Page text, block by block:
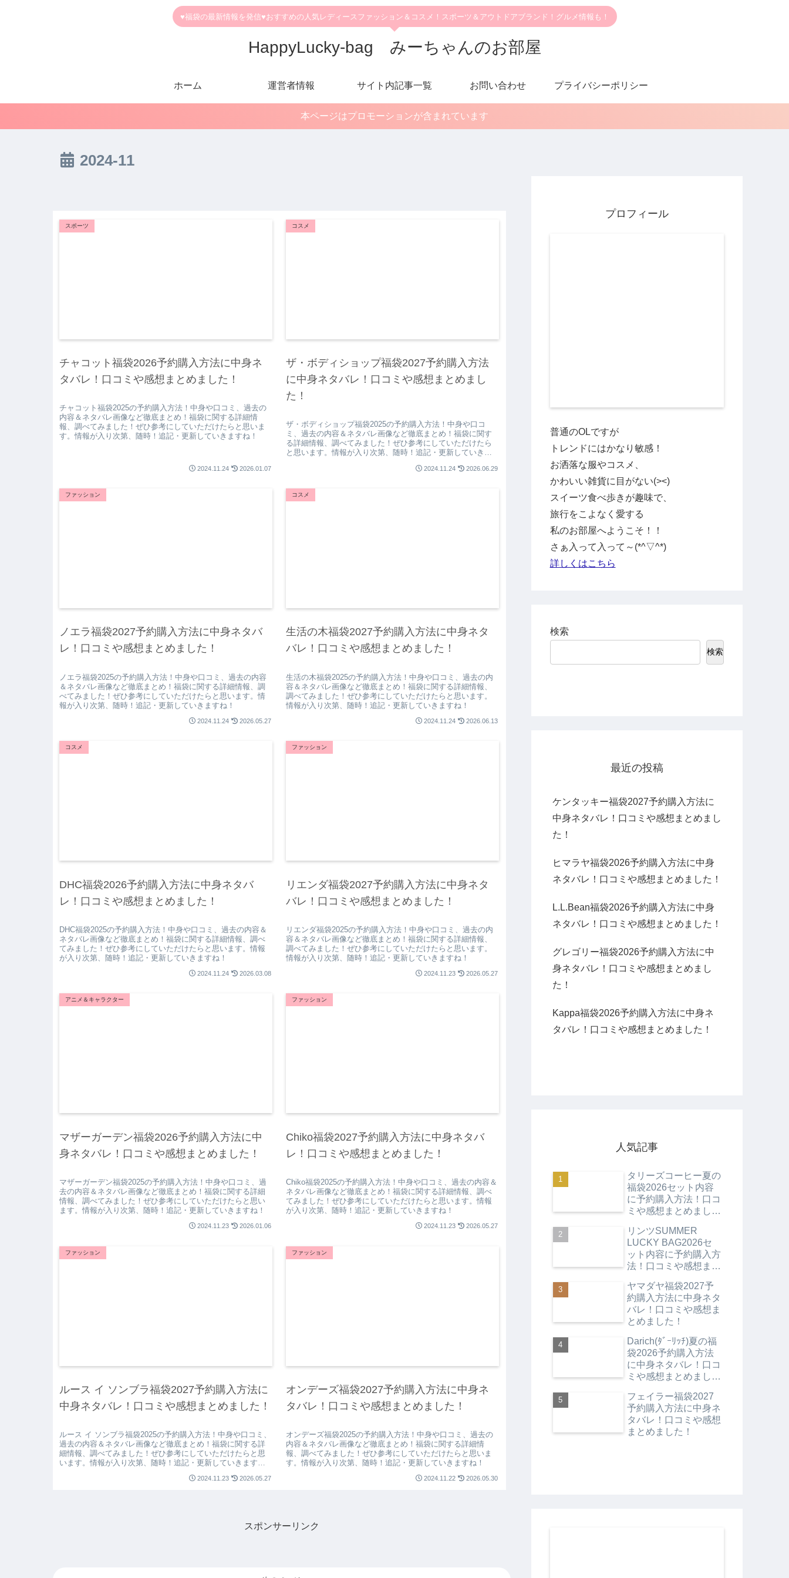
♥福袋の最新情報を発信♥おすすめの人気レディースファッション＆コスメ！スポーツ＆アウトドアブランド！グルメ情報も！
HappyLucky-bag みーちゃんのお部屋
ホーム 運営者情報 サイト内記事一覧 お問い合わせ プライバシーポリシー
本ページはプロモーションが含まれています
2024-11
スポーツ
チャコット福袋2026予約購入方法に中身ネ
タバレ！口コミや感想まとめました！
チャコット福袋2025の予約購入方法！中身や口コミ、過去の
内容＆ネタバレ画像など徹底まとめ！福袋に関する詳細情
報、調べてみました！ぜひ参考にしていただけたらと思いま
す。情報が入り次第、随時！追記・更新していきますね！
2024.11.24 2026.01.07
コスメ
ザ・ボディショップ福袋2027予約購入方法
に中身ネタバレ！口コミや感想まとめまし
た！
ザ・ボディショップ福袋2025の予約購入方法！中身や口コ
ミ、過去の内容＆ネタバレ画像など徹底まとめ！福袋に関す
る詳細情報、調べてみました！ぜひ参考にしていただけたら
と思います。情報が入り次第、随時！追記・更新していきま
2024.11.24 2026.06.29
ファッション
ノエラ福袋2027予約購入方法に中身ネタバ
レ！口コミや感想まとめました！
ノエラ福袋2025の予約購入方法！中身や口コミ、過去の内容
＆ネタバレ画像など徹底まとめ！福袋に関する詳細情報、調
べてみました！ぜひ参考にしていただけたらと思います。情
報が入り次第、随時！追記・更新していきますね！
2024.11.24 2026.05.27
コスメ
生活の木福袋2027予約購入方法に中身ネタ
バレ！口コミや感想まとめました！
生活の木福袋2025の予約購入方法！中身や口コミ、過去の内
容＆ネタバレ画像など徹底まとめ！福袋に関する詳細情報、
調べてみました！ぜひ参考にしていただけたらと思います。
情報が入り次第、随時！追記・更新していきますね！
2024.11.24 2026.06.13
コスメ
DHC福袋2026予約購入方法に中身ネタバ
レ！口コミや感想まとめました！
DHC福袋2025の予約購入方法！中身や口コミ、過去の内容＆
ネタバレ画像など徹底まとめ！福袋に関する詳細情報、調べ
てみました！ぜひ参考にしていただけたらと思います。情報
が入り次第、随時！追記・更新していきますね！
2024.11.24 2026.03.08
ファッション
リエンダ福袋2027予約購入方法に中身ネタ
バレ！口コミや感想まとめました！
リエンダ福袋2025の予約購入方法！中身や口コミ、過去の内
容＆ネタバレ画像など徹底まとめ！福袋に関する詳細情報、
調べてみました！ぜひ参考にしていただけたらと思います。
情報が入り次第、随時！追記・更新していきますね！
2024.11.23 2026.05.27
アニメ＆キャラクター
マザーガーデン福袋2026予約購入方法に中
身ネタバレ！口コミや感想まとめました！
マザーガーデン福袋2025の予約購入方法！中身や口コミ、過
去の内容＆ネタバレ画像など徹底まとめ！福袋に関する詳細
情報、調べてみました！ぜひ参考にしていただけたらと思い
ます。情報が入り次第、随時！追記・更新していきますね！
2024.11.23 2026.01.06
ファッション
Chiko福袋2027予約購入方法に中身ネタバ
レ！口コミや感想まとめました！
Chiko福袋2025の予約購入方法！中身や口コミ、過去の内容＆
ネタバレ画像など徹底まとめ！福袋に関する詳細情報、調べ
てみました！ぜひ参考にしていただけたらと思います。情報
が入り次第、随時！追記・更新していきますね！
2024.11.23 2026.05.27
ファッション
ルース イ ソンブラ福袋2027予約購入方法に
中身ネタバレ！口コミや感想まとめました！
ルース イ ソンブラ福袋2025の予約購入方法！中身や口コミ、
過去の内容＆ネタバレ画像など徹底まとめ！福袋に関する詳
細情報、調べてみました！ぜひ参考にしていただけたらと思
います。情報が入り次第、随時！追記・更新していきます
2024.11.23 2026.05.27
ファッション
オンデーズ福袋2027予約購入方法に中身ネ
タバレ！口コミや感想まとめました！
オンデーズ福袋2025の予約購入方法！中身や口コミ、過去の
内容＆ネタバレ画像など徹底まとめ！福袋に関する詳細情
報、調べてみました！ぜひ参考にしていただけたらと思いま
す。情報が入り次第、随時！追記・更新していきますね！
2024.11.22 2026.05.30
スポンサーリンク
プロフィール
普通のOLですが
トレンドにはかなり敏感！
お洒落な服やコスメ、
かわいい雑貨に目がない(><)
スイーツ食べ歩きが趣味で、
旅行をこよなく愛する
私のお部屋へようこそ！！
さぁ入って入って～(*^▽^*)
詳しくはこちら
検索
検索
最近の投稿
ケンタッキー福袋2027予約購入方法に
中身ネタバレ！口コミや感想まとめまし
た！
ヒマラヤ福袋2026予約購入方法に中身
ネタバレ！口コミや感想まとめました！
L.L.Bean福袋2026予約購入方法に中身
ネタバレ！口コミや感想まとめました！
グレゴリー福袋2026予約購入方法に中
身ネタバレ！口コミや感想まとめまし
た！
Kappa福袋2026予約購入方法に中身ネ
タバレ！口コミや感想まとめました！
人気記事
タリーズコーヒー夏の
福袋2026セット内容
に予約購入方法！口コ
ミや感想まとめまし
リンツSUMMER
LUCKY BAG2026セ
ット内容に予約購入方
法！口コミや感想まと
ヤマダヤ福袋2027予
約購入方法に中身ネタ
バレ！口コミや感想ま
とめました！
Darich(ﾀﾞｰﾘｯﾁ)夏の福
袋2026予約購入方法
に中身ネタバレ！口コ
ミや感想まとめまし
フェイラー福袋2027
予約購入方法に中身ネ
タバレ！口コミや感想
まとめました！